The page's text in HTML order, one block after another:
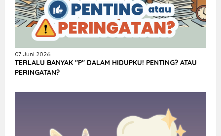
07 Juni 2026
TERLALU BANYAK "P" DALAM HIDUPKU! PENTING? ATAU
PERINGATAN?